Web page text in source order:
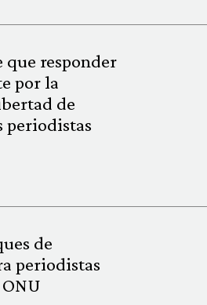
que responder
por la
de
periodistas
de
periodistas